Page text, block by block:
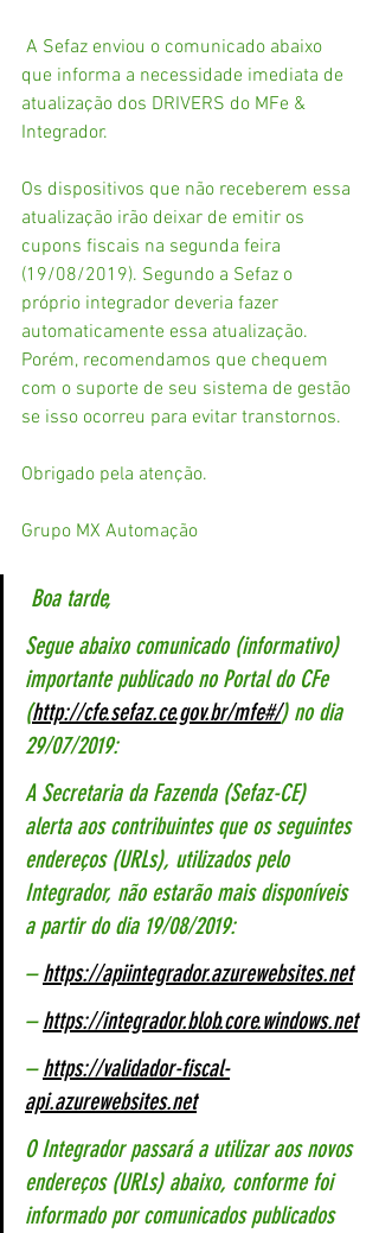
que informa a necessidade imediata de
atualização dos DRIVERS do MFe &
Integrador.
Os dispositivos que não receberem essa
atualização irão deixar de emitir os
cupons fiscais na segunda feira
(19/08/2019). Segundo a Sefaz o
próprio integrador deveria fazer
automaticamente essa atualização.
Porém, recomendamos que chequem
com o suporte de seu sistema de gestão
se isso ocorreu para evitar transtornos.
Obrigado pela atenção.
Grupo MX Automação
Boa tarde,
Segue abaixo comunicado (informativo)
importante publicado no Portal do CFe
(http://cfe.sefaz.ce.gov.br/mfe#/) no dia
29/07/2019:
A Secretaria da Fazenda (Sefaz-CE)
alerta aos contribuintes que os seguintes
endereços (URLs), utilizados pelo
Integrador, não estarão mais disponíveis
a partir do dia 19/08/2019:
– https://apiintegrador.azurewebsites.net
– https://integrador.blob.core.windows.net
– https://validador-fiscal-
api.azurewebsites.net
O Integrador passará a utilizar aos novos
endereços (URLs) abaixo, conforme foi
informado por comunicados publicados